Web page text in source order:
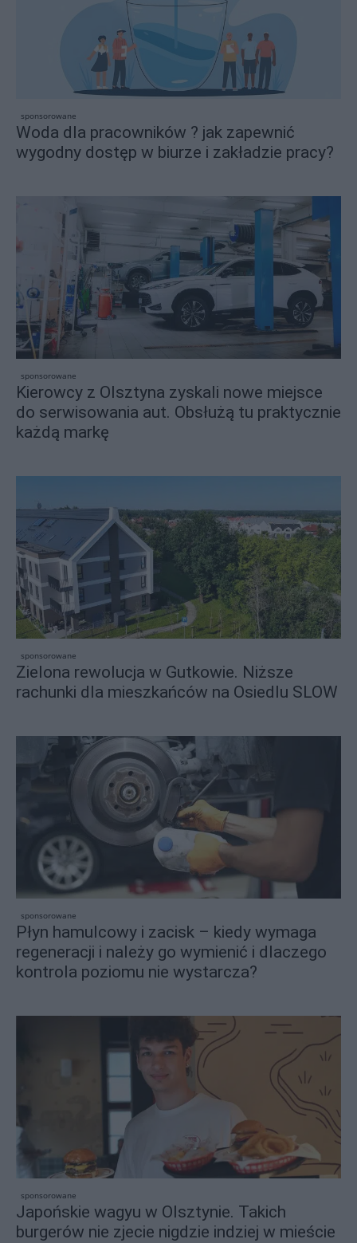
sponsorowane
Woda dla pracowników ? jak zapewnić
wygodny dostęp w biurze i zakładzie pracy?
sponsorowane
Kierowcy z Olsztyna zyskali nowe miejsce
do serwisowania aut. Obsłużą tu praktycznie
każdą markę
sponsorowane
Zielona rewolucja w Gutkowie. Niższe
rachunki dla mieszkańców na Osiedlu SLOW
sponsorowane
Płyn hamulcowy i zacisk – kiedy wymaga
regeneracji i należy go wymienić i dlaczego
kontrola poziomu nie wystarcza?
sponsorowane
Japońskie wagyu w Olsztynie. Takich
burgerów nie zjecie nigdzie indziej w mieście